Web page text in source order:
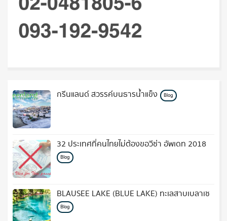
กรีนแลนด์ สวรรค์บนธารน้ำแข็ง Blog
32 ประเทศที่คนไทยไม่ต้องขอวีซ่า อัพเดท 2018
Blog
BLAUSEE LAKE (BLUE LAKE) ทะเลสาบเบลาเซ
Blog